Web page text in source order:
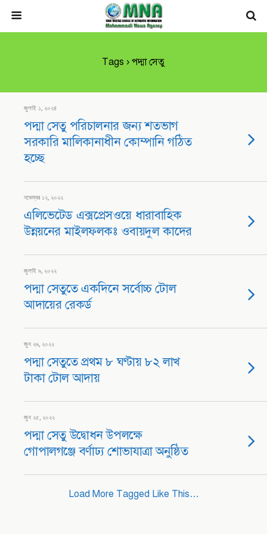
Tags › পদ্মা সেতু
জুলাই ১, ২০২৪
পদ্মা সেতু পরিচালনার জন্য শতভাগ
সরকারি মালিকানাধীন কোম্পানি গঠিত
হচ্ছে
নভেম্বর ১২, ২০২২
এলিভেটেড এক্সপ্রেসওয়ে ধারাবাহিক
উন্নয়নের মাইলফলকঃ ওবায়দুল কাদের
জুলাই ৯, ২০২২
পদ্মা সেতুতে একদিনে সর্বোচ্চ টোল
আদায়ের রেকর্ড
জুন ২৬, ২০২২
পদ্মা সেতুতে প্রথম ৮ ঘণ্টায় ৮২ লাখ
টাকা টোল আদায়
জুন ২৫, ২০২২
পদ্মা সেতু উদ্বোধন উপলক্ষে
গোপালগঞ্জে বর্ণাঢ্য শোভাযাত্রা অনুষ্ঠিত
Load More Tagged Like This…